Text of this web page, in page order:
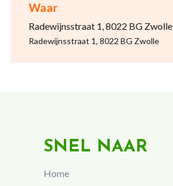
Waar
Radewijnsstraat 1, 8022 BG Zwolle
Radewijnsstraat 1, 8022 BG Zwolle
SNEL NAAR
Home